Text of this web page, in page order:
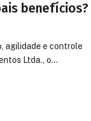
benefícios?
agilidade e controle
Ltda., o…